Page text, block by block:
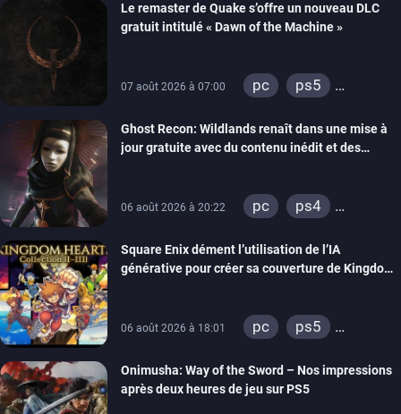
Le remaster de Quake s’offre un nouveau DLC
gratuit intitulé « Dawn of the Machine »
07 août 2026 à 07:00 pc
ps5
switch
ps4
xbox one
Ghost Recon: Wildlands renaît dans une mise à
jour gratuite avec du contenu inédit et des
06 août 2026 à 20:22 pc
ps4
Square Enix dément l’utilisation de l’IA
générative pour créer sa couverture de Kingdom
06 août 2026 à 18:01 pc
ps5
switch 2
Onimusha: Way of the Sword – Nos impressions
après deux heures de jeu sur PS5